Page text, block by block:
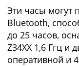
Эти часы могут
Bluetooth,
до 25 часов,
Z34XX 1,6 Ггц и
оперативной и